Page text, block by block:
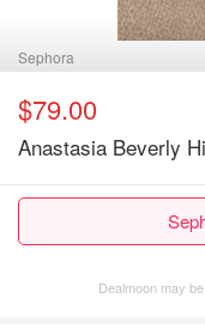
Sephora
$79.00
Dealmoon may